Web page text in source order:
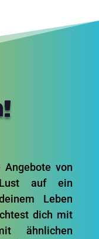
von
auf ein
Leben
dich mit
ähnlichen